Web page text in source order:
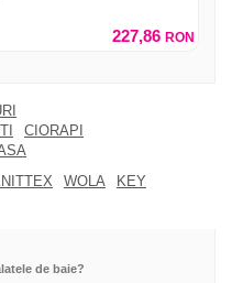
227,86 RON
CIORAPI
WOLA
KEY
de baie?